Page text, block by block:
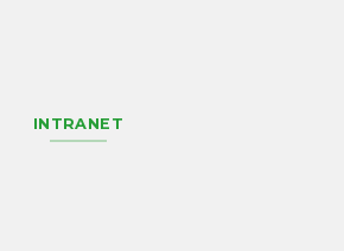
INTRANET